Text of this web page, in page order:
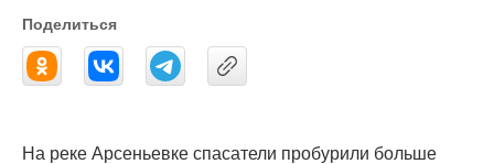
Поделиться
На реке Арсеньевке спасатели пробурили больше